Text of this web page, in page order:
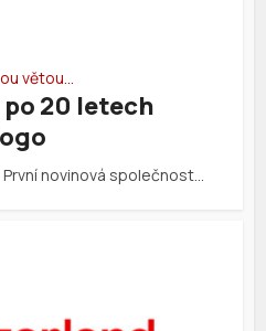
větou…
po 20 letech
novinová společnost…